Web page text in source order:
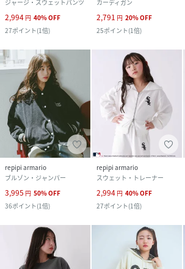
ジャージ・スウェットパンツ
2,994 円 40%OFF
27ポイント(1倍)
カーディガン
2,791 円 20%OFF
25ポイント(1倍)
repipi armario
ブルゾン・ジャンパー
3,995 円 50%OFF
36ポイント(1倍)
repipi armario
スウェット・トレーナー
2,994 円 40%OFF
27ポイント(1倍)